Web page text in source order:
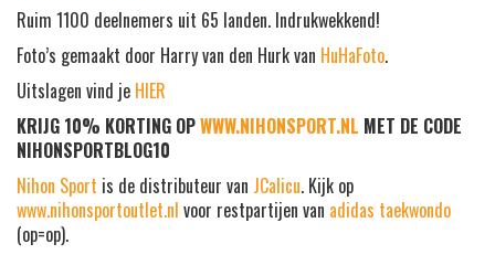
Ruim 1100 deelnemers uit 65 landen. Indrukwekkend!
Foto’s gemaakt door Harry van den Hurk van HuHaFoto.
Uitslagen vind je HIER
KRIJG 10% KORTING OPWWW.NIHONSPORT.NL MET DE CODE
NIHONSPORTBLOG10
Nihon Sport is de distributeur van JCalicu. Kijk op
www.nihonsportoutlet.nl voor restpartijen van adidas taekwondo
(op=op).